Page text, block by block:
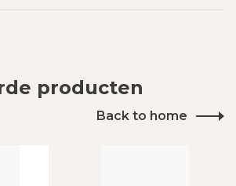
producten
Back to home